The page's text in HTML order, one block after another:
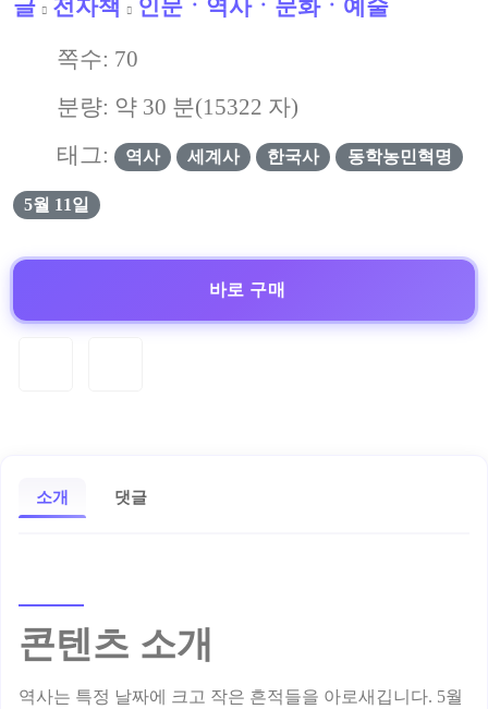
글
전자책 인문ㆍ역사ㆍ문화ㆍ예술
쪽수: 70
분량: 약 30 분(15322 자)
태그:
역사 세계사 한국사 동학농민혁명
5월 11일
바로 구매
소개 댓글
콘텐츠 소개
역사는 특정 날짜에 크고 작은 흔적들을 아로새깁니다. 5월